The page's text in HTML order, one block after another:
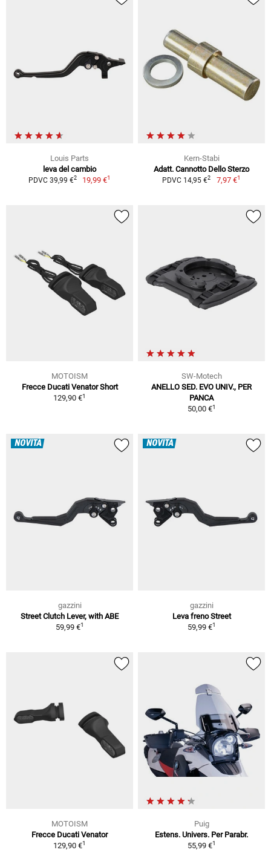
Louis Parts
leva del cambio
PDVC 39,99 €2 19,99 €1
Kern-Stabi
Adatt. Cannotto Dello Sterzo
PDVC 14,95 €2 7,97 €1
MOTOISM
Frecce Ducati Venator Short
129,90 €1
SW-Motech
ANELLO SED. EVO UNIV., PER
PANCA
50,00 €1
NOVITÀ
gazzini
Street Clutch Lever, with ABE
59,99 €1
NOVITÀ
gazzini
Leva freno Street
59,99 €1
MOTOISM
Frecce Ducati Venator
129,90 €1
Puig
Estens. Univers. Per Parabr.
55,99 €1